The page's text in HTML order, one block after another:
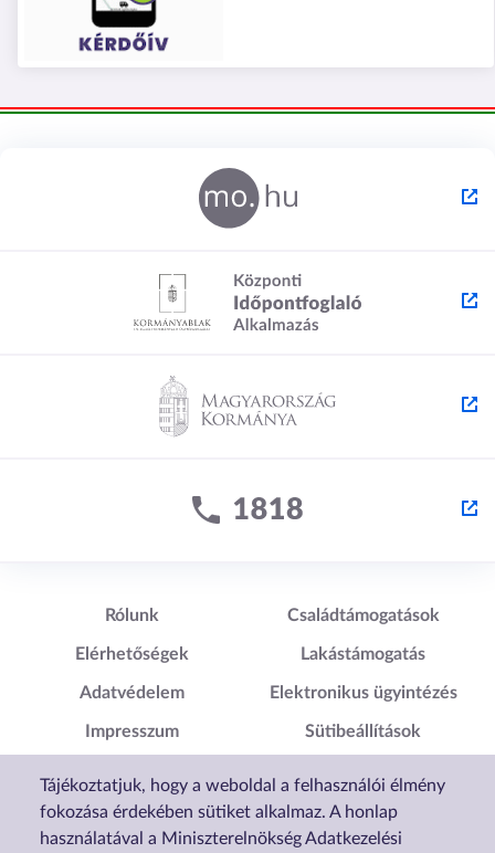
Tájékoztatjuk, hogy a weboldal a felhasználói élmény
fokozása érdekében sütiket alkalmaz. A honlap
használatával a Miniszterelnökség Adatkezelési
Lábléc1
Rólunk
Elérhetőségek
Adatvédelem
Impresszum
Nyilatkozat
Lábléc2
Családtámogatások
Lakástámogatás
Elektronikus ügyintézés
Sütibeállítások